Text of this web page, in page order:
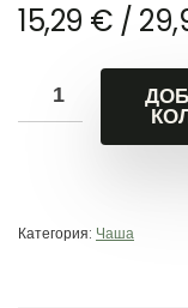
15,29 € /
Категория: Чаша